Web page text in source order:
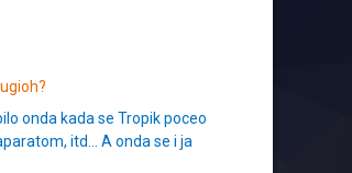
onda kada se Tropik poceo
itd… A onda se i ja